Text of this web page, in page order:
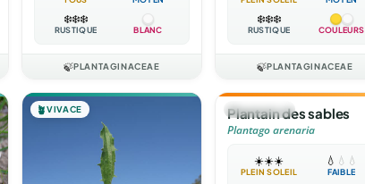
❄️❄️❄️
RUSTIQUE BLANC
🍃PLANTAGINACEAE
❄️❄️❄️
RUSTIQUE COULEURS
🍃PLANTAGINACEAE
🪴VIVACE 🌻ANNUELLE
Plantain des sables
Plantago arenaria
☀️☀️☀️
PLEIN SOLEIL
💧 💧 💧
FAIBLE